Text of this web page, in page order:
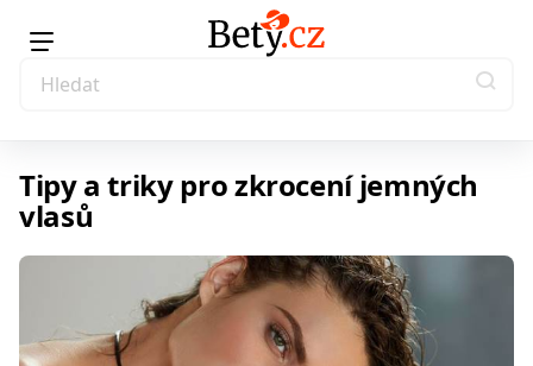
Tipy a triky pro zkrocení jemných
vlasů